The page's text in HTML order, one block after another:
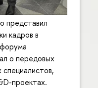
кадров в
о передовых
проектах.